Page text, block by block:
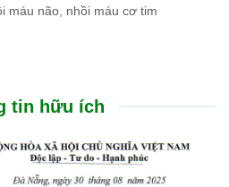
máu não, nhồi máu cơ tim
tin hữu ích